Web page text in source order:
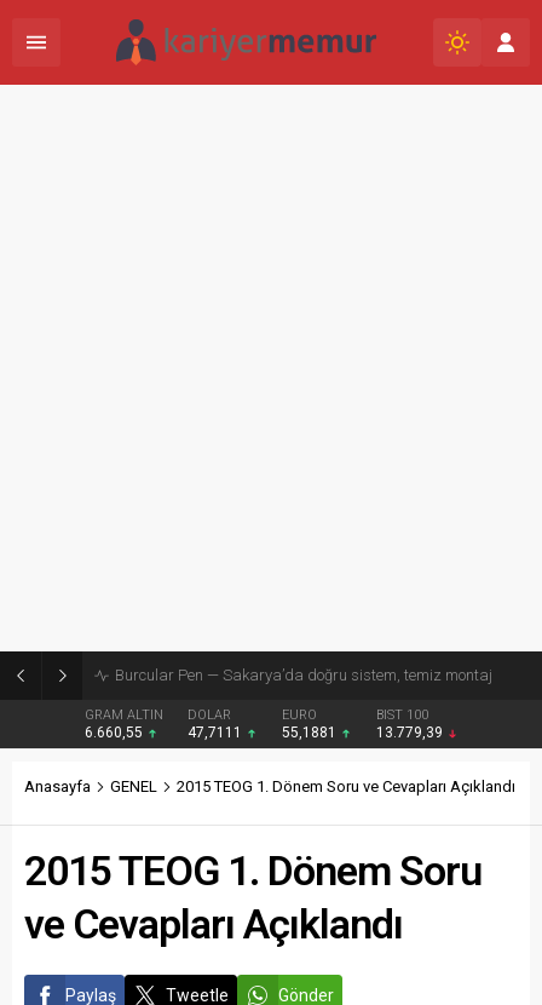
Burcular Pen — Sakarya’da doğru sistem, temiz montaj
GRAM ALTIN
6.660,55
DOLAR
47,7111
EURO
55,1881
BIST 100
13.779,39
Anasayfa GENEL 2015 TEOG 1. Dönem Soru ve Cevapları Açıklandı
2015 TEOG 1. Dönem Soru
ve Cevapları Açıklandı
Paylaş Tweetle Gönder